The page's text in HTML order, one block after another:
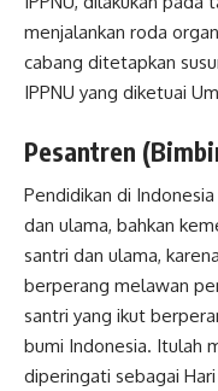
menjalankan roda
cabang ditetapkan
IPPNU yang diketuai
Pesantren
Pendidikan di
dan ulama, bahkan
santri dan ulama,
berperang melawan
santri yang ikut
bumi Indonesia. Itulah
diperingati sebagai